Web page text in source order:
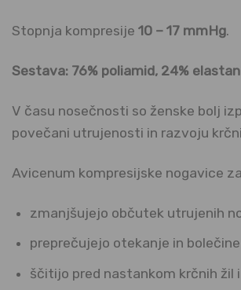
Stopnja kompresije 10 – 17 mmHg.
Sestava: 76% poliamid, 24% elastan
V času nosečnosti so ženske bolj
povečani utrujenosti in razvoju
Avicenum kompresijske nogavice
zmanjšujejo občutek utrujenih
preprečujejo otekanje in
ščitijo pred nastankom krčnih žil